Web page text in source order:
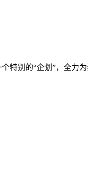
特别的“企划”，全力